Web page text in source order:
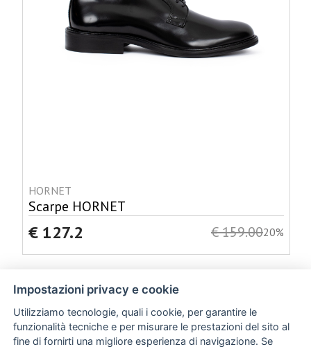
HORNET
Scarpe HORNET
€ 127.2 € 159.0020%
Impostazioni privacy e cookie
Utilizziamo tecnologie, quali i cookie, per garantire le
funzionalità tecniche e per misurare le prestazioni del sito al
fine di fornirti una migliore esperienza di navigazione. Se